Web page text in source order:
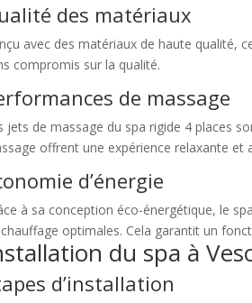
des matériaux
avec des matériaux de haute qualité,
compromis sur la qualité.
de massage
jets de massage du spa rigide 4 places
offrent une expérience relaxante et
d’énergie
à sa conception éco-énergétique, le
optimales. Cela garantit un
du spa à
d’installation